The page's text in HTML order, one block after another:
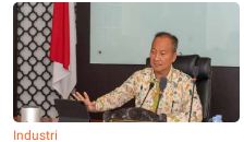
A
R
I
KANAL
Industri